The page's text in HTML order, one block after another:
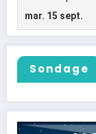
Sondage